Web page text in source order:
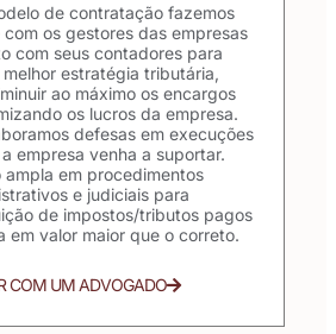
de contratação fazemos
os gestores das empresas
com seus contadores para
estratégia tributária,
ao máximo os encargos
os lucros da empresa.
defesas em execuções
empresa venha a suportar.
ampla em procedimentos
e judiciais para
de impostos/tributos pagos
em valor maior que o correto.
COM UM ADVOGADO